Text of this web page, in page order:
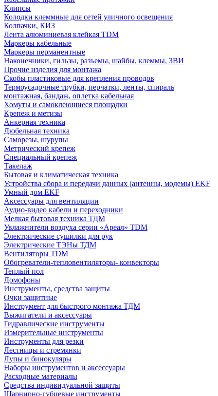
Клипсы
Колодки клеммные для сетей уличного освещения
Колпачки, КИЗ
Лента алюминиевая клейкая TDM
Маркеры кабельные
Маркеры перманентные
Наконечники, гильзы, разъемы, шайбы, клеммы, ЗВИ
Прочие изделия для монтажа
Скобы пластиковые для крепления проводов
Термоусадочные трубки, перчатки, ленты, спираль
монтажная, бандаж, оплетка кабельная
Хомуты и самоклеющиеся площадки
Крепеж и метизы
Анкерная техника
Дюбельная техника
Саморезы, шурупы
Метрический крепеж
Специальный крепеж
Такелаж
Бытовая и климатическая техника
Устройства сбора и передачи данных (антенны, модемы) EKF
Умный дом EKF
Аксессуары для вентиляции
Аудио-видео кабели и переходники
Мелкая бытовая техника ТДМ
Увлажнители воздуха серии «Ареал» TDM
Электрические сушилки для рук
Электрические ТЭНы ТДМ
Вентиляторы TDM
Обогреватели-тепловентиляторы- конвекторы
Теплый пол
Домофоны
Инструменты, средства защиты
Очки защитные
Инструмент для быстрого монтажа ТДМ
Выжигатели и аксессуары
Гидравлические инструменты
Измерительные инструменты
Инструменты для резки
Лестницы и стремянки
Лупы и бинокуляры
Наборы инструментов и аксессуары
Расходные материалы
Средства индивидуальной защиты
Шарнирно-губцевые инструменты